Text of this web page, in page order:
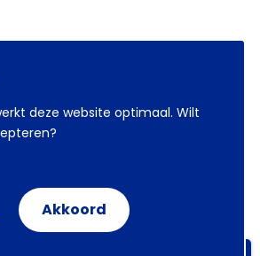
deze website optimaal. Wilt
Akkoord